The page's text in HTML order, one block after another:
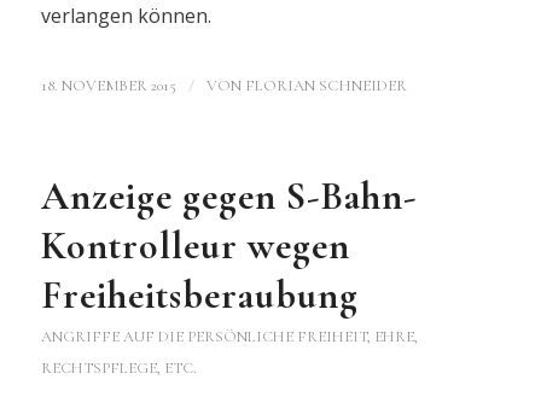
verlangen können.
18. NOVEMBER 2015 / VON FLORIAN SCHNEIDER
Anzeige gegen S-Bahn-
Kontrolleur wegen
Freiheitsberaubung
ANGRIFFE AUF DIE PERSÖNLICHE FREIHEIT, EHRE,
RECHTSPFLEGE, ETC.